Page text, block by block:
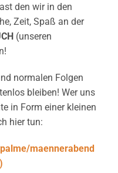
den wir in den
Zeit, Spaß an der
(unseren
normalen Folgen
bleiben! Wer uns
in Form einer kleinen
hier tun:
maennerabend